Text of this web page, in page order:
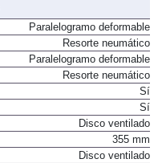
Paralelogramo deformable
Resorte neumático
Paralelogramo deformable
Resorte neumático
Sí
Sí
Disco ventilado
355 mm
Disco ventilado